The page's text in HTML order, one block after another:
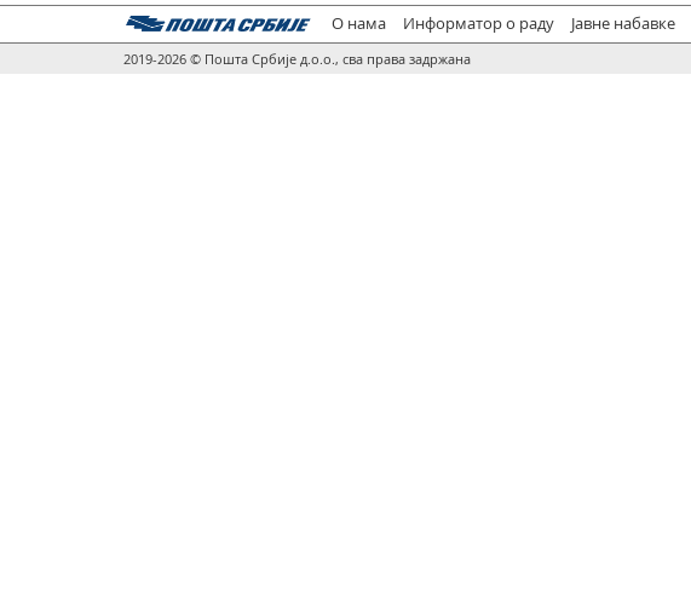
О нама Информатор о раду Јавне набавке
2019-2026 © Пошта Србије д.о.о., сва права задржана